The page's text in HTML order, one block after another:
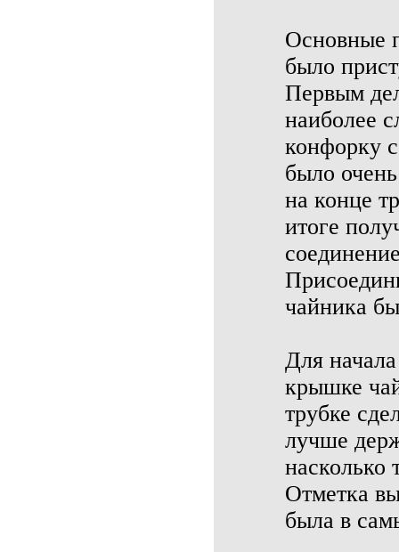
Основные
было
Первым
наиболее
конфорку
было
на конце
итоге
чайника
Для
крышке
трубке
лучше
насколько
Отметка
была в